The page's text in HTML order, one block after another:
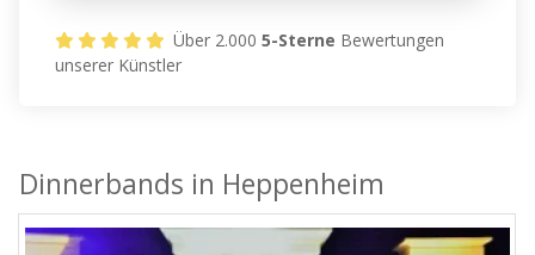
Über 2.0005-Sterne Bewertungen
unserer Künstler
Dinnerbands in Heppenheim